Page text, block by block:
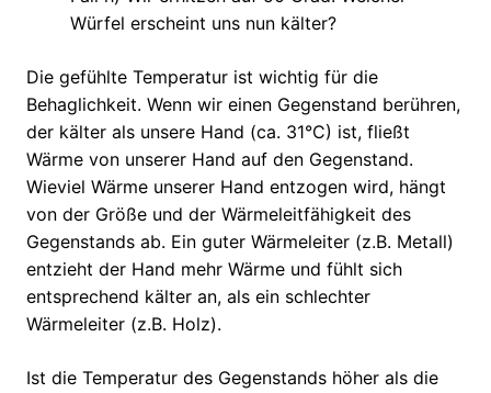
Würfel erscheint uns nun kälter?
Die gefühlte Temperatur ist wichtig für die
Behaglichkeit. Wenn wir einen Gegenstand berühren,
der kälter als unsere Hand (ca. 31°C) ist, fließt
Wärme von unserer Hand auf den Gegenstand.
Wieviel Wärme unserer Hand entzogen wird, hängt
von der Größe und der Wärmeleitfähigkeit des
Gegenstands ab. Ein guter Wärmeleiter (z.B. Metall)
entzieht der Hand mehr Wärme und fühlt sich
entsprechend kälter an, als ein schlechter
Wärmeleiter (z.B. Holz).
Ist die Temperatur des Gegenstands höher als die